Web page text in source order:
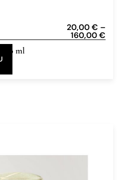
20,00€ –
160,00€
50 ml